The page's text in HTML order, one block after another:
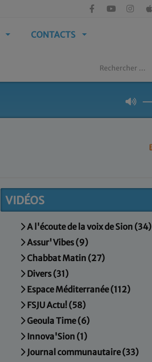
CONTACTS
VIDÉOS
A l'écoute de la voix de Sion (34)
Assur' Vibes (9)
Chabbat Matin (27)
Divers (31)
Espace Méditerranée (112)
FSJU Actu! (58)
Geoula Time (6)
Innova'Sion (1)
Journal communautaire (33)